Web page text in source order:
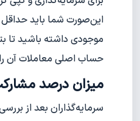
موجودی داشته باشید تا
حساب اصلی معاملات آن
میزان درصد
سرمایه‌گذاران بعد از